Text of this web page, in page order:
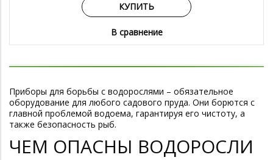
КУПИТЬ
В сравнение
Приборы для борьбы с водорослями – обязательное
оборудование для любого садового пруда. Они борются с
главной проблемой водоема, гарантируя его чистоту, а
также безопасность рыб.
ЧЕМ ОПАСНЫ ВОДОРОСЛИ